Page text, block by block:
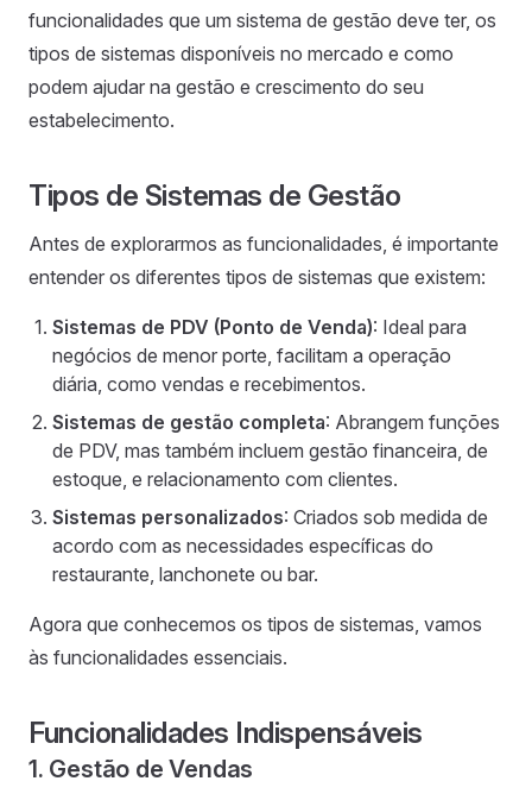
funcionalidades que um sistema de gestão deve ter, os
tipos de sistemas disponíveis no mercado e como
podem ajudar na gestão e crescimento do seu
estabelecimento.
Tipos de Sistemas de Gestão
Antes de explorarmos as funcionalidades, é importante
entender os diferentes tipos de sistemas que existem:
Sistemas de PDV (Ponto de Venda): Ideal para
negócios de menor porte, facilitam a operação
diária, como vendas e recebimentos.
Sistemas de gestão completa: Abrangem funções
de PDV, mas também incluem gestão financeira, de
estoque, e relacionamento com clientes.
Sistemas personalizados: Criados sob medida de
acordo com as necessidades específicas do
restaurante, lanchonete ou bar.
Agora que conhecemos os tipos de sistemas, vamos
às funcionalidades essenciais.
Funcionalidades Indispensáveis
1. Gestão de Vendas